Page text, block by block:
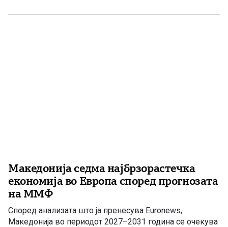
од инфлаторниот притисок не доаѓа од основните
Македонија седма најбрзорастечка
економија во Европа според прогнозата
на ММФ
Според анализата што ја пренесува Euronews,
Македонија во периодот 2027–2031 година се очекува